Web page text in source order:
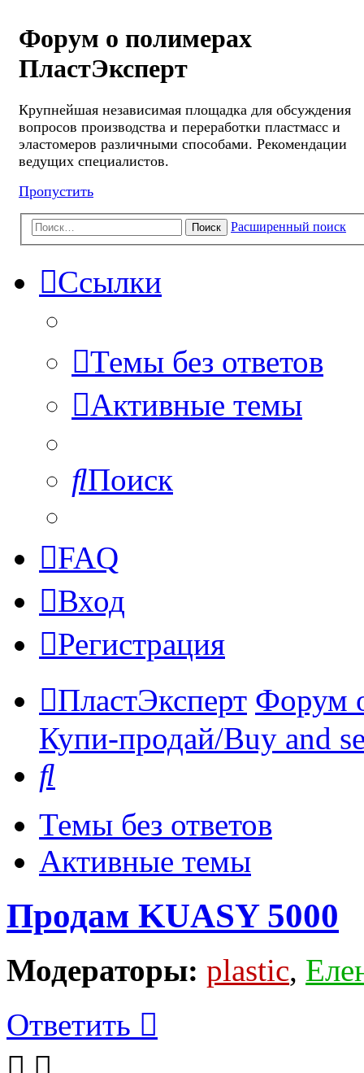
Форум о полимерах
ПластЭксперт
Крупнейшая независимая площадка для обсуждения
вопросов производства и переработки пластмасс и
эластомеров различными способами. Рекомендации
ведущих специалистов.
Пропустить
Поиск Расширенный поиск
Ссылки
Темы без ответов
Активные темы
Поиск
FAQ
Вход
Регистрация
ПластЭксперт Форум
Купи-продай/Buy and
Темы без ответов
Активные темы
Продам KUASY 5000
Модераторы: plastic,
Ответить